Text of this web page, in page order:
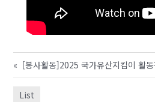
« [봉사활동]2025 국가유산지킴이 활
List